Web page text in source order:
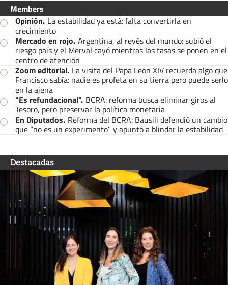
Members
Opinión. La estabilidad ya está: falta convertirla en
crecimiento
Mercado en rojo. Argentina, al revés del mundo: subió el
riesgo país y el Merval cayó mientras las tasas se ponen en el
centro de atención
Zoom editorial. La visita del Papa León XIV recuerda algo que
Francisco sabía: nadie es profeta en su tierra pero puede serlo
en la ajena
"Es refundacional". BCRA: reforma busca eliminar giros al
Tesoro, pero preservar la política monetaria
En Diputados. Reforma del BCRA: Bausili defendió un cambio
que “no es un experimento” y apuntó a blindar la estabilidad
Destacadas